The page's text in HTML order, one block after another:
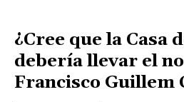
¿Cree que la Casa
debería llevar el
Francisco Guillem